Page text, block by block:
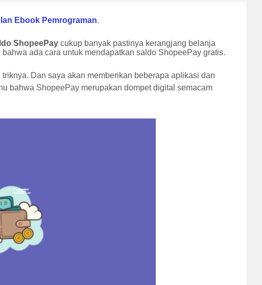
Ebook Pemrograman.
ShopeePay cukup banyak pastinya kerangjang belanja
ada cara untuk mendapatkan saldo ShopeePay gratis.
Dan saya akan memberikan beberapa aplikasi dan
bahwa ShopeePay merupakan dompet digital semacam